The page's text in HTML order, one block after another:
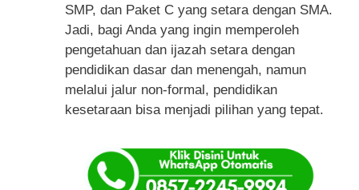
SMP, dan Paket C yang setara dengan SMA.
Jadi, bagi Anda yang ingin memperoleh
pengetahuan dan ijazah setara dengan
pendidikan dasar dan menengah, namun
melalui jalur non-formal, pendidikan
kesetaraan bisa menjadi pilihan yang tepat.